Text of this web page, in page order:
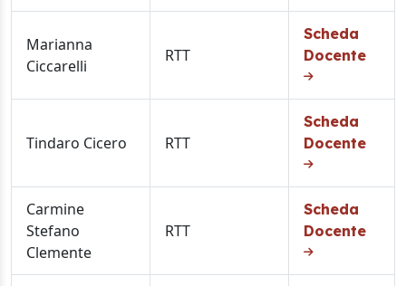
Marianna
Ciccarelli
RTT
Scheda
Docente
Tindaro Cicero RTT
Scheda
Docente
Carmine
Stefano
Clemente
RTT
Scheda
Docente